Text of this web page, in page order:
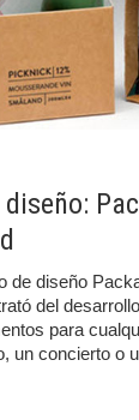
de diseño
del
para
un concierto o